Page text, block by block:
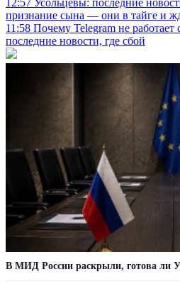
признание сына — они в тайге и
11:58 Почему Telegram не работает
последние новости, где сбой
В МИД России раскрыли, готова ли